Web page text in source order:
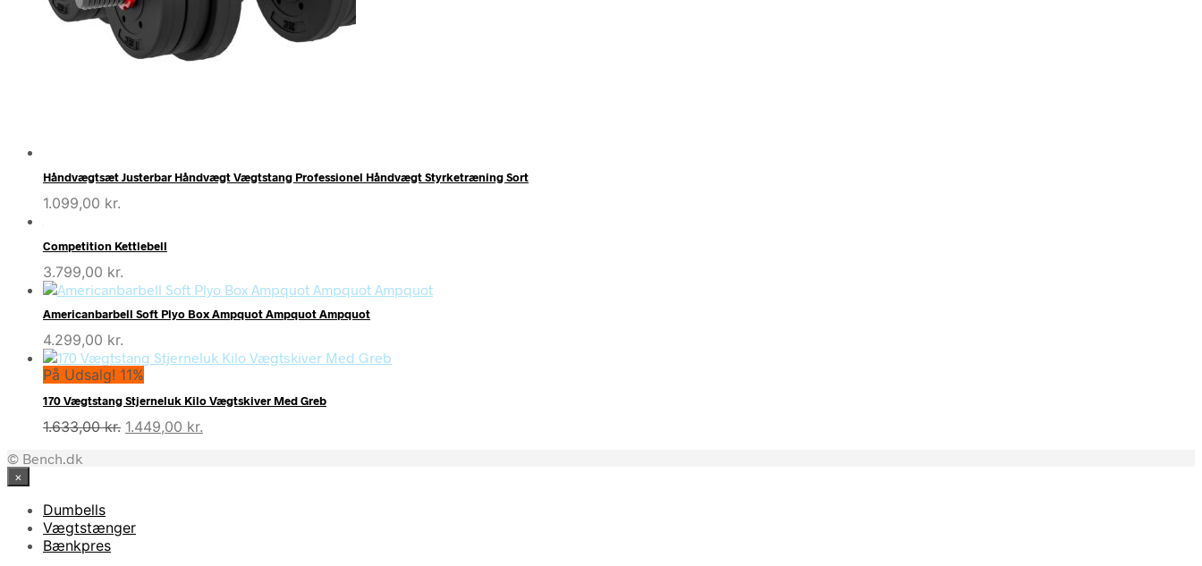
Håndvægtsæt Justerbar Håndvægt Vægtstang Professionel Håndvægt Styrketræning Sort
1.099,00 kr.
Competition Kettlebell
3.799,00 kr.
Americanbarbell Soft Plyo Box Ampquot Ampquot Ampquot
4.299,00 kr.
På Udsalg! 11%
170 Vægtstang Stjerneluk Kilo Vægtskiver Med Greb
1.633,00kr. Den
1.449,00 kr.
© Bench.dk
×
Dumbells
Vægtstænger
Bænkpres